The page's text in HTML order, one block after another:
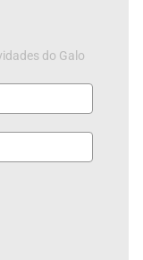
do Galo